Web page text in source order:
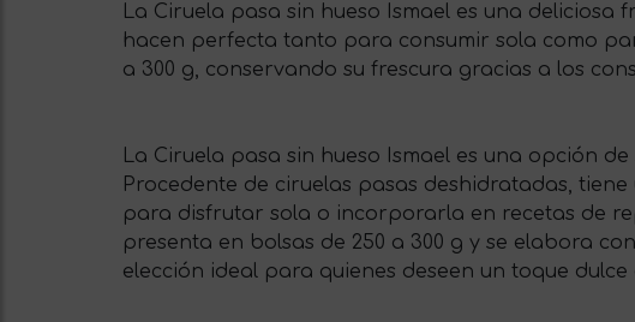
La Ciruela pasa sin hueso Ismael es una
hacen perfecta tanto para consumir sola como
a 300 g, conservando su frescura gracias a los
La Ciruela pasa sin hueso Ismael es una opción
Procedente de ciruelas pasas deshidratadas,
para disfrutar sola o incorporarla en recetas de
presenta en bolsas de 250 a 300 g y se elabora
elección ideal para quienes deseen un toque